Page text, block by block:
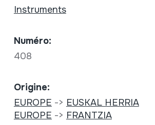
Instruments
Numéro:
408
Origine:
EUROPE -> EUSKAL HERRIA
EUROPE -> FRANTZIA